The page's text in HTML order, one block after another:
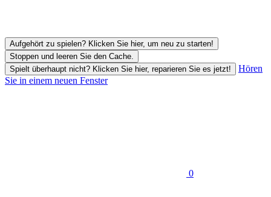
Aufgehört zu spielen? Klicken Sie hier, um neu zu starten!
Stoppen und leeren Sie den Cache.
Spielt überhaupt nicht? Klicken Sie hier, reparieren Sie es jetzt!
Hören
Sie in einem neuen Fenster
0